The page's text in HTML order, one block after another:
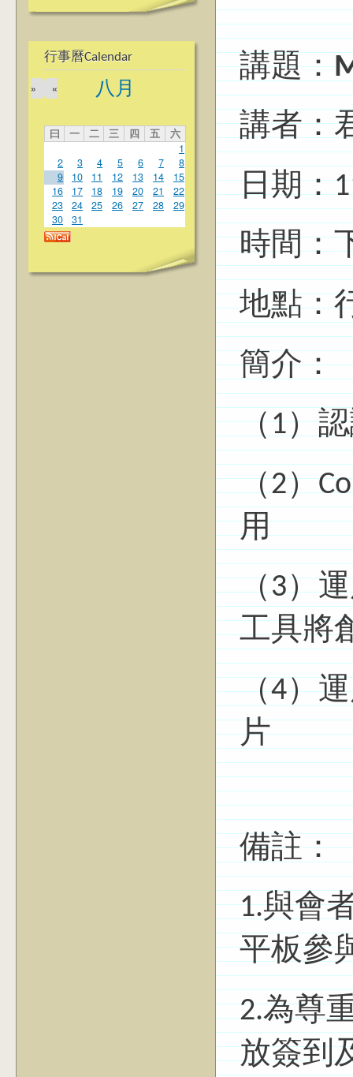
行事曆Calendar
八月
«
»
曰 一 二 三 四 五
六
1
2
3 4 5 6 7
8
9
10 11 12 13 14
15
16
17 18 19 20 21
22
23
24 25 26 27 28
29
30
31
講題：
講者：
日期：
時間：
地點：
簡介：
（1）
（2）
用
（3）
工具將
（4）
片
備註：
1.與會
平板參
2.為尊
放簽到